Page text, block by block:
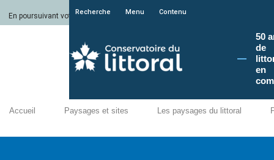
En poursuivant votre navigation sur le site du Conservatoire du littoral, vous
Recherche Menu Contenu
50
de
en
Accueil Paysages et sites Les paysages du littoral